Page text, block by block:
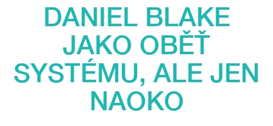
DANIEL BLAKE
JAKO OBĚŤ
SYSTÉMU, ALE JEN
NAOKO